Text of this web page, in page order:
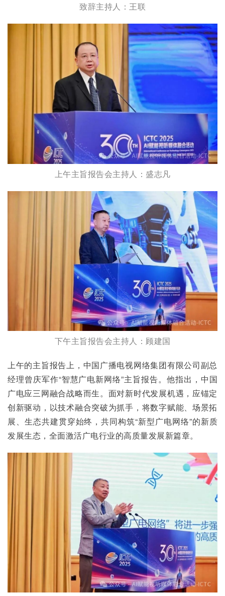
致辞主持人：王联
上午主旨报告会主持人：盛志凡
下午主旨报告会主持人：顾建国
上午的主旨报告上，中国广播电视网络集团有限公司副总
经理曾庆军作“智慧广电新网络”主旨报告。他指出，中国
广电应三网融合战略而生。面对新时代发展机遇，应锚定
创新驱动，以技术融合突破为抓手，将数字赋能、场景拓
展、生态共建贯穿始终，共同构筑“新型广电网络”的新质
发展生态，全面激活广电行业的高质量发展新篇章。